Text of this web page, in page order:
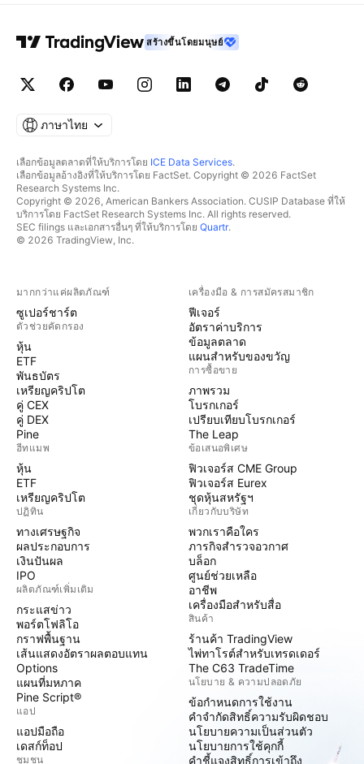
สร้างขึ้นโดยมนุษย์
ภาษาไทย
เลือกข้อมูลตลาดที่ให้บริการโดย ICE Data Services.
เลือกข้อมูลอ้างอิงที่ให้บริการโดย FactSet. Copyright © 2026 FactSet
Research Systems Inc.
Copyright © 2026, American Bankers Association. CUSIP Database ที่ให้
บริการโดย FactSet Research Systems Inc. All rights reserved.
SEC filings และเอกสารอื่นๆ ที่ให้บริการโดย Quartr.
© 2026 TradingView, Inc.
มากกว่าแค่ผลิตภัณฑ์
ซูเปอร์ชาร์ต
ตัวช่วยคัดกรอง
หุ้น
ETF
พันธบัตร
เหรียญคริปโต
คู่ CEX
คู่ DEX
Pine
ฮีทแมพ
หุ้น
ETF
เหรียญคริปโต
ปฏิทิน
ทางเศรษฐกิจ
ผลประกอบการ
เงินปันผล
IPO
ผลิตภัณฑ์เพิ่มเติม
กระแสข่าว
พอร์ตโฟลิโอ
กราฟพื้นฐาน
เส้นแสดงอัตราผลตอบแทน
Options
แผนที่มหภาค
Pine Script®
แอป
แอปมือถือ
เดสก์ท็อป
ชุมชน
เครื่องมือ & การสมัครสมาชิก
ฟีเจอร์
อัตราค่าบริการ
ข้อมูลตลาด
แผนสำหรับของขวัญ
การซื้อขาย
ภาพรวม
โบรกเกอร์
เปรียบเทียบโบรกเกอร์
The Leap
ข้อเสนอพิเศษ
ฟิวเจอร์ส CME Group
ฟิวเจอร์ส Eurex
ชุดหุ้นสหรัฐฯ
เกี่ยวกับบริษัท
พวกเราคือใคร
ภารกิจสำรวจอวกาศ
บล็อก
ศูนย์ช่วยเหลือ
อาชีพ
เครื่องมือสำหรับสื่อ
สินค้า
ร้านค้า TradingView
ไพ่ทาโรต์สำหรับเทรดเดอร์
The C63 TradeTime
นโยบาย & ความปลอดภัย
ข้อกำหนดการใช้งาน
คำจำกัดสิทธิ์ความรับผิดชอบ
นโยบายความเป็นส่วนตัว
นโยบายการใช้คุกกี้
คำชี้แจงสิทธิ์การเข้าถึง